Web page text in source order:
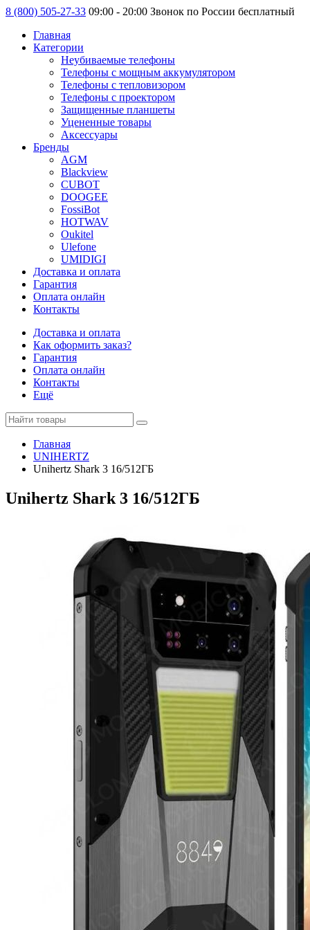
8 (800) 505-27-33 09:00 - 20:00 Звонок по России бесплатный
Главная
Категории
Неубиваемые телефоны
Телефоны с мощным аккумулятором
Телефоны с тепловизором
Телефоны с проектором
Защищенные планшеты
Уцененные товары
Аксессуары
Бренды
AGM
Blackview
CUBOT
DOOGEE
FossiBot
HOTWAV
Oukitel
Ulefone
UMIDIGI
Доставка и оплата
Гарантия
Оплата онлайн
Контакты
Доставка и оплата
Как оформить заказ?
Гарантия
Оплата онлайн
Контакты
Ещё
Главная
UNIHERTZ
Unihertz Shark 3 16/512ГБ
Unihertz Shark 3 16/512ГБ